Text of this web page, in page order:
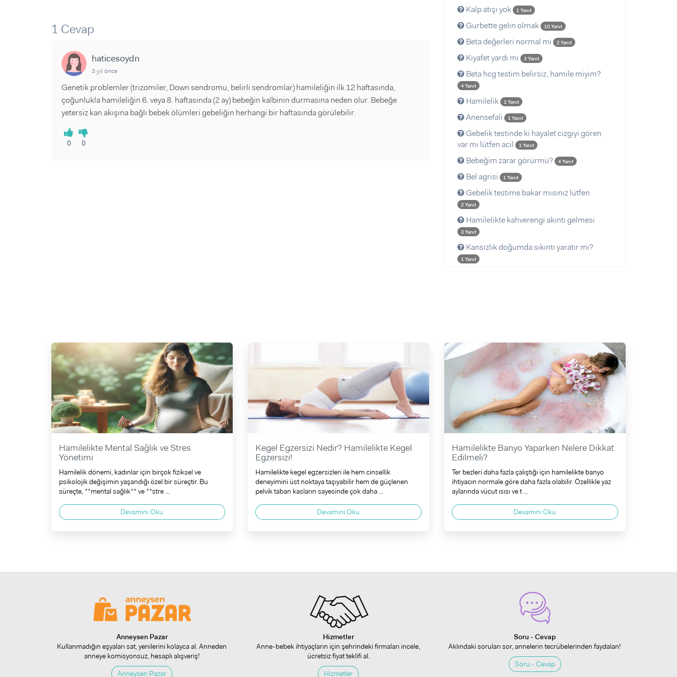
Videolar
1 Cevap
haticesoydn
3 yıl önce
Genetik problemler (trizomiler, Down sendromu, belirli sendromlar) hamileliğin ilk 12 haftasında,
çoğunlukla hamileliğin 6. veya 8. haftasında (2 ay) bebeğin kalbinin durmasına neden olur. Bebeğe
yetersiz kan akışına bağlı bebek ölümleri gebeliğin herhangi bir haftasında görülebilir.
0 0
Kalp atışı yok 1 Yanıt
Gurbette gelin olmak 10 Yanıt
Beta değerleri normal mi 2 Yanıt
Kıyafet yardı mi 3 Yanıt
Beta hcg testim belirsiz, hamile miyim?
4 Yanıt
Hamilelik 1 Yanıt
Anensefali 1 Yanıt
Gebelik testinde ki hayalet cizgiyi gören
var mı lütfen acil
1 Yanıt
Bebeğim zarar görürmü? 4 Yanıt
Bel agrisi 1 Yanıt
Gebelik testime bakar mısınız lütfen
2 Yanıt
Hamilelikte kahverengi akıntı gelmesi
3 Yanıt
Kansızlık doğumda sıkıntı yaratır mı?
1 Yanıt
Hamilelikte Mental Sağlık ve Stres
Yönetimi
Hamilelik dönemi, kadınlar için birçok fiziksel ve
psikolojik değişimin yaşandığı özel bir süreçtir. Bu
süreçte, **mental sağlık** ve **stre ...
Devamını Oku
Kegel Egzersizi Nedir? Hamilelikte Kegel
Egzersizi!
Hamilelikte kegel egzersizleri ile hem cinsellik
deneyimini üst noktaya taşıyabilir hem de güçlenen
pelvik taban kasların sayesinde çok daha ...
Devamını Oku
Hamilelikte Banyo Yaparken Nelere Dikkat
Edilmeli?
Ter bezleri daha fazla çalıştığı için hamilelikte banyo
ihtiyacın normale göre daha fazla olabilir. Özellikle yaz
aylarında vücut ısısı ve t ...
Devamını Oku
Anneysen Pazar
Kullanmadığın eşyaları sat, yenilerini kolayca al. Anneden
anneye komisyonsuz, hesaplı alışveriş!
Anneysen Pazar
Hizmetler
Anne-bebek ihtiyaçların için şehrindeki firmaları incele,
ücretsiz fiyat teklifi al.
Hizmetler
Soru - Cevap
Aklındaki soruları sor, annelerin tecrübelerinden faydalan!
Soru - Cevap